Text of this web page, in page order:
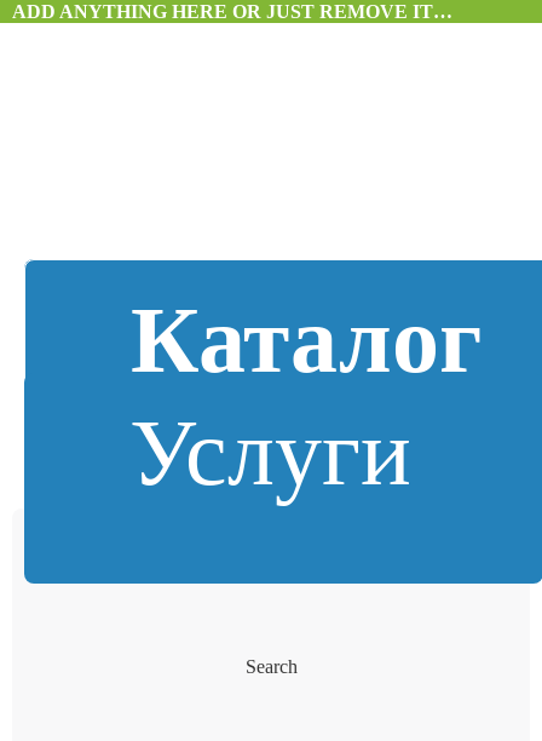
ADD ANYTHING HERE OR JUST REMOVE IT…
Каталог
Услуги
Search